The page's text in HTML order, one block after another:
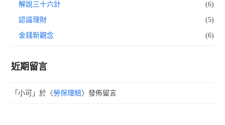
解說三十六計 (6)
認識理財 (5)
金錢新觀念 (6)
近期留言
「小可 」於〈勞保理賠〉發佈留言